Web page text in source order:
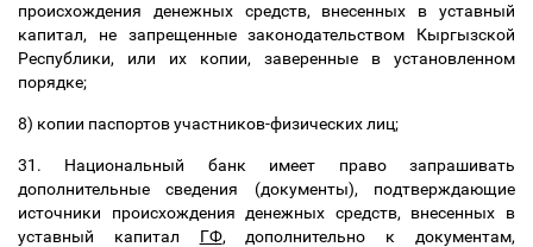
происхождения денежных средств, внесенных в уставный
капитал, не запрещенные законодательством Кыргызской
Республики, или их копии, заверенные в установленном
порядке;
8) копии паспортов участников-физических лиц;
31. Национальный банк имеет право запрашивать
дополнительные сведения (документы), подтверждающие
источники происхождения денежных средств, внесенных в
уставный капитал ГФ, дополнительно к документам,